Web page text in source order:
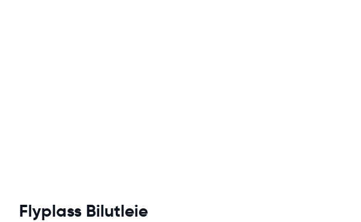
Flyplass Bilutleie